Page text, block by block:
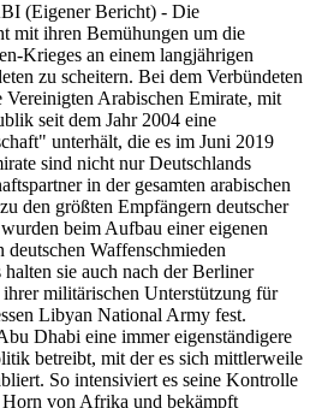
(Eigener Bericht) - Die
mit ihren Bemühungen um die
Krieges an einem langjährigen
zu scheitern. Bei dem Verbündeten
Vereinigten Arabischen Emirate, mit
seit dem Jahr 2004 eine
unterhält, die es im Juni 2019
sind nicht nur Deutschlands
in der gesamten arabischen
den größten Empfängern deutscher
beim Aufbau einer eigenen
Waffenschmieden
sie auch nach der Berliner
militärischen Unterstützung für
Libyan National Army fest.
Dhabi eine immer eigenständigere
betreibt, mit der es sich mittlerweile
So intensiviert es seine Kontrolle
Horn von Afrika und bekämpft